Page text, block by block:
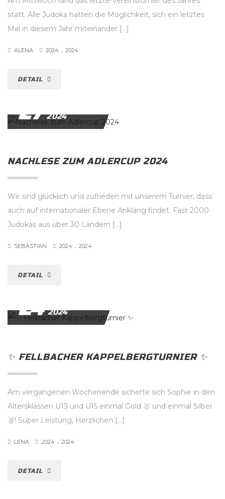
statt. Alle Judoka hatten die Möglichkeit, sich ein letztes
Mal in diesem Jahr miteinander […]
ALENA 2024 . 2024
DETAIL
27 2024
NACHLESE ZUM ADLERCUP 2024
Wir sind glücklich und zufrieden mit unserem Turnier, dass
auch auf internationaler Ebene Anklang findet. Fast 2000
Judokas aus über 30 Ländern […]
SEBASTIAN 2024 . 2024
DETAIL
24 2024
✨️ FELLBACHER KAPPELBERGTURNIER ✨️
Am vergangenen Wochenende sicherte sich Sophie in den
Altersklassen U13 und U15 einmal Gold 🥇 und einmal Silber
🥈! Super Leistung, Herzlichen […]
LENA 2024 . 2024
DETAIL